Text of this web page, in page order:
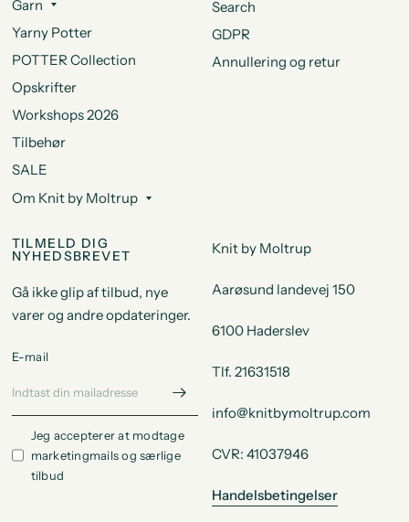
Garn
Yarny Potter
POTTER Collection
Opskrifter
Workshops 2026
Tilbehør
SALE
Om Knit by Moltrup
Search
GDPR
Annullering og retur
TILMELD DIG
NYHEDSBREVET
Gå ikke glip af tilbud, nye
varer og andre opdateringer.
E-mail
Jeg accepterer at modtage
marketingmails og særlige
tilbud
Knit by Moltrup
Aarøsund landevej 150
6100 Haderslev
Tlf. 21631518
info@knitbymoltrup.com
CVR: 41037946
Handelsbetingelser